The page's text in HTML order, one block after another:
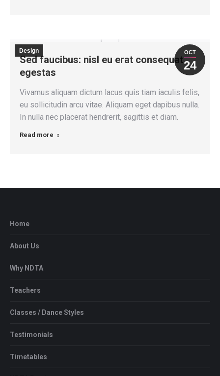
OCT
24
Design
Sed faucibus: nisl eu erat consequat
egestas
Vivamus aliquam dictum lacus quis tiam iaculis felis,
eu sollicitudin arcu vitae. Aliquam eget dapibus nulla.
In nulla nec placerat hendrerit, sagittis et diam.
Read more
Home
About Us
Why NDTA
Teachers
Classes / Dance Styles
Testimonials
Timetables